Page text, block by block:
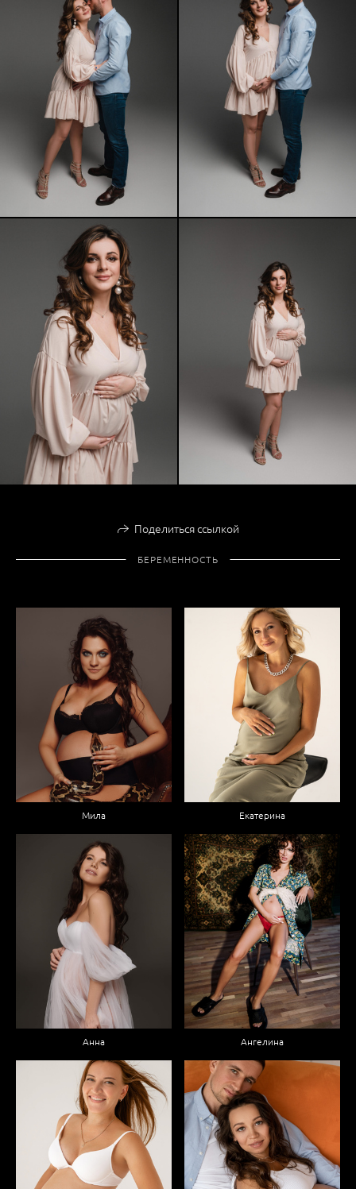
Поделиться ссылкой
БЕРЕМЕННОСТЬ
Мила Екатерина
Анна Ангелина